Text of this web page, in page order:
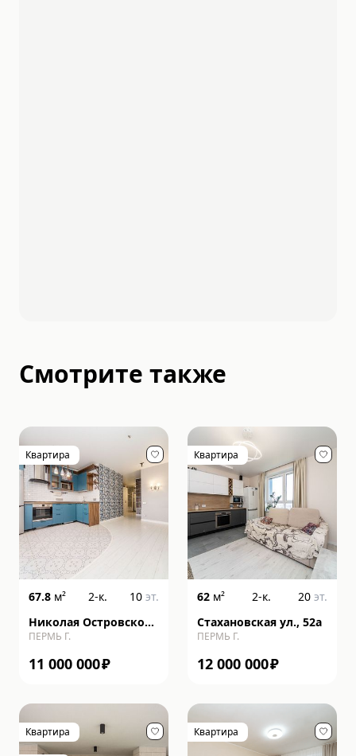
Смотрите также
Квартира
67.8 м² 2-к. 10 эт.
Николая Островского
ул., 93, к б
ПЕРМЬ Г.
11 000 000₽
Квартира
62 м² 2-к. 20 эт.
Стахановская ул., 52а
ПЕРМЬ Г.
12 000 000₽
Квартира Квартира